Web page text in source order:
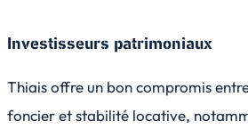
Investisseurs patrimoniaux
Thiais offre un bon compromis
foncier et stabilité locative,